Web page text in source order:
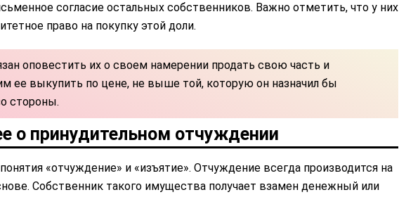
согласие остальных собственников. Важно отметить, что у них
право на покупку этой доли.
оповестить их о своем намерении продать свою часть и
ее выкупить по цене, не выше той, которую он назначил бы
стороны.
о принудительном отчуждении
«отчуждение» и «изъятие». Отчуждение всегда производится на
Собственник такого имущества получает взамен денежный или